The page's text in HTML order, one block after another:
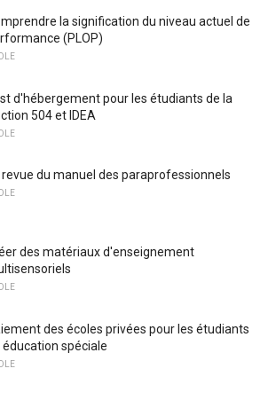
la signification du niveau actuel de
(PLOP)
d'hébergement pour les étudiants de la
504 et IDEA
revue du manuel des paraprofessionnels
des matériaux d'enseignement
des écoles privées pour les étudiants
éducation spéciale